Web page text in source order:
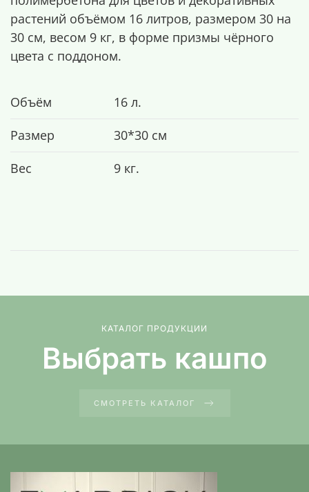
растений объёмом 16 литров, размером 30 на
30 см, весом 9 кг, в форме призмы чёрного
цвета с поддоном.
Объём
16 л.
Размер
30*30 см
Вес
9 кг.
КАТАЛОГ ПРОДУКЦИИ
Выбрать кашпо
СМОТРЕТЬ КАТАЛОГ